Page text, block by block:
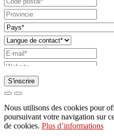
Demande d'envoi de
Demande à être
commercial
S'inscrire
Nous utilisons des cookies pour
poursuivant votre navigation sur
de cookies. Plus d’informations